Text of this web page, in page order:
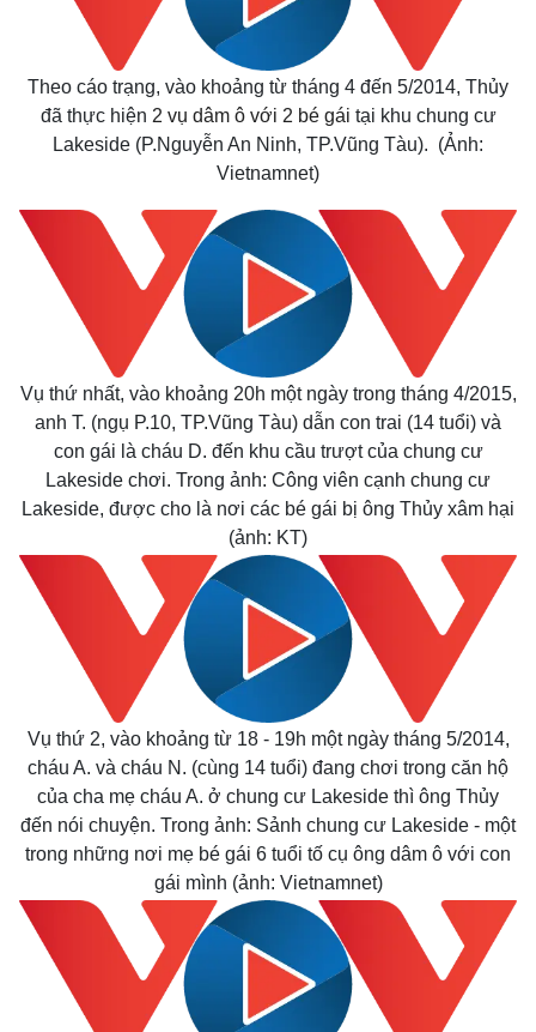
Bất động sản
Khởi nghiệp
Thị trường
Giá vàng
Tiêu dùng
Tỷ giá
Chứng khoán
Giá cà phê
Theo cáo trạng, vào khoảng từ tháng 4 đến 5/2014, Thủy
đã thực hiện 2 vụ dâm ô với 2 bé gái tại khu chung cư
Lakeside (P.Nguyễn An Ninh, TP.Vũng Tàu). (Ảnh:
Vietnamnet)
Vụ thứ nhất, vào khoảng 20h một ngày trong tháng 4/2015,
anh T. (ngụ P.10, TP.Vũng Tàu) dẫn con trai (14 tuổi) và
con gái là cháu D. đến khu cầu trượt của chung cư
Lakeside chơi. Trong ảnh: Công viên cạnh chung cư
Lakeside, được cho là nơi các bé gái bị ông Thủy xâm hại
(ảnh: KT)
Vụ thứ 2, vào khoảng từ 18 - 19h một ngày tháng 5/2014,
cháu A. và cháu N. (cùng 14 tuổi) đang chơi trong căn hộ
của cha mẹ cháu A. ở chung cư Lakeside thì ông Thủy
đến nói chuyện. Trong ảnh: Sảnh chung cư Lakeside - một
trong những nơi mẹ bé gái 6 tuổi tố cụ ông dâm ô với con
gái mình (ảnh: Vietnamnet)